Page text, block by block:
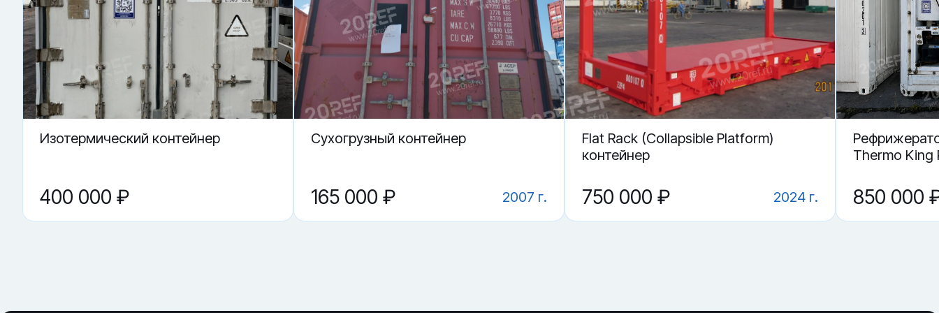
· контроль работы замков и закрывания дверей
Купить «Сухогрузный морской контейнер TDRU 670631-5» в Ульяновске.
▼ Подойдёт ли контейнер как склад?
▼ Можно ли использовать под переоборудование?
▼ Где купить Сухогрузный морской контейнер TDRU 670631-5 в Ульяновске?
▼ Что проверить перед покупкой?
▼ От чего зависит цена на Сухогрузный морской контейнер TDRU 670631-5?
Изотермический контейнер
400 000 ₽
Cухогрузный контейнер
165 000 ₽ 2007 г.
Flat Rack (Collapsible Platform)
контейнер
750 000 ₽ 2024 г.
Thermo King
850 000